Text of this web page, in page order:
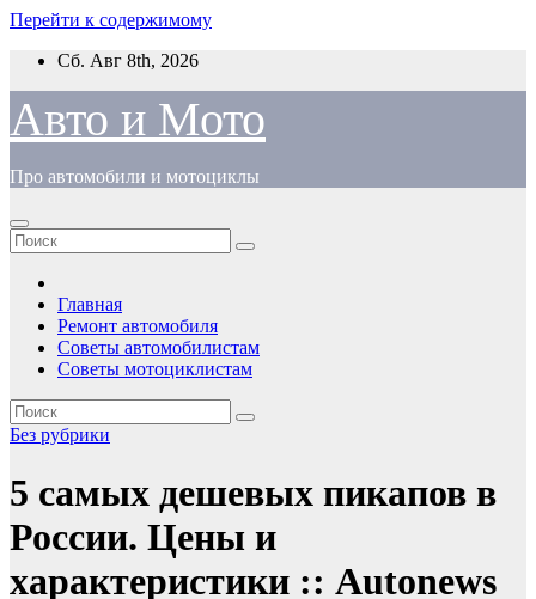
Перейти к содержимому
Сб. Авг 8th, 2026
Авто и Мото
Про автомобили и мотоциклы
Главная
Ремонт автомобиля
Советы автомобилистам
Советы мотоциклистам
Без рубрики
5 самых дешевых пикапов в
России. Цены и
характеристики :: Autonews